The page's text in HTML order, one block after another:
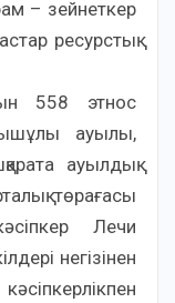
– зейнеткер
ресурстық
558 этнос
ауылы,
ауылдық
төрағасы
Лечи
негізінен